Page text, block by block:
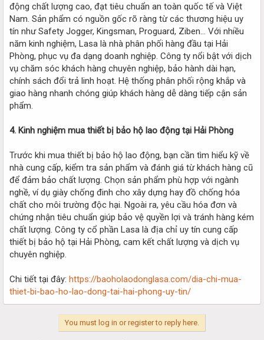
động chất lượng cao, đạt tiêu chuẩn an toàn quốc tế và Việt
Nam. Sản phẩm có nguồn gốc rõ ràng từ các thương hiệu uy
tín như Safety Jogger, Kingsman, Proguard, Ziben… Với nhiều
năm kinh nghiệm, Lasa là nhà phân phối hàng đầu tại Hải
Phòng, phục vụ đa dạng doanh nghiệp. Công ty nổi bật với dịch
vụ chăm sóc khách hàng chuyên nghiệp, bảo hành dài hạn,
chính sách đổi trả linh hoạt. Hệ thống phân phối rộng khắp và
giao hàng nhanh chóng giúp khách hàng dễ dàng tiếp cận sản
phẩm.
4. Kinh nghiệm mua thiết bị bảo hộ lao động tại Hải Phòng
Trước khi mua thiết bị bảo hộ lao động, bạn cần tìm hiểu kỹ về
nhà cung cấp, kiểm tra sản phẩm và đánh giá từ khách hàng cũ
để đảm bảo chất lượng. Chọn sản phẩm phù hợp với ngành
nghề, ví dụ giày chống đinh cho xây dựng hay đồ chống hóa
chất cho môi trường độc hại. Ngoài ra, yêu cầu hóa đơn và
chứng nhận tiêu chuẩn giúp bảo vệ quyền lợi và tránh hàng kém
chất lượng. Công ty cổ phần Lasa là địa chỉ uy tín cung cấp
thiết bị bảo hộ tại Hải Phòng, cam kết chất lượng và dịch vụ
chuyên nghiệp.
Chi tiết tại đây: https://baoholaodonglasa.com/dia-chi-mua-
thiet-bi-bao-ho-lao-dong-tai-hai-phong-uy-tin/
You must log in or register to reply here.